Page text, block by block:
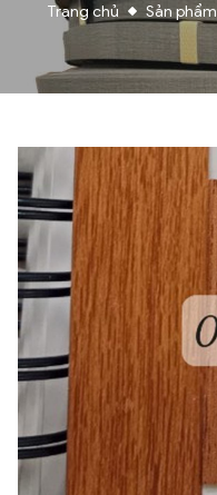
Trang chủ Sản phẩm